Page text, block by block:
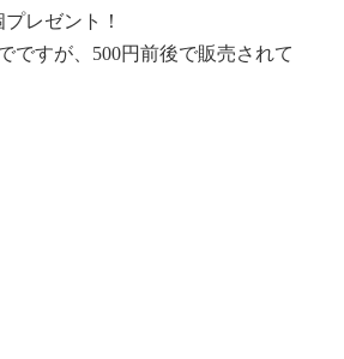
レゼント！
ですが、500円前後で販売されて